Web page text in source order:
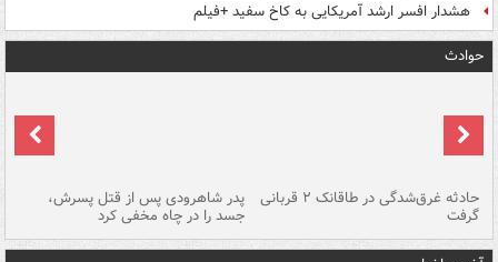
هشدار افسر ارشد آمریکایی به کاخ سفید +فیلم
حوادث
حادثه غرق‌شدگی در طاقانک ۲ قربانی
گرفت
پدر شاهرودی پس از قتل پسرش،
جسد را در چاه مخفی کرد